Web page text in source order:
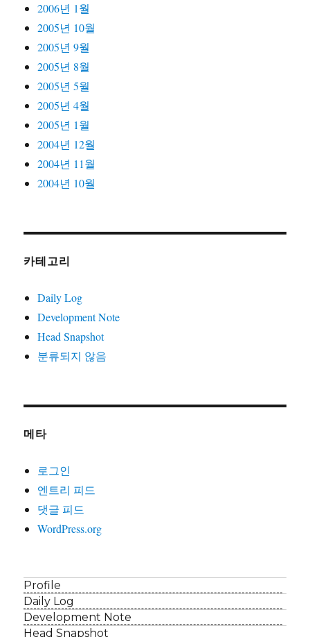
2006년 1월
2005년 10월
2005년 9월
2005년 8월
2005년 5월
2005년 4월
2005년 1월
2004년 12월
2004년 11월
2004년 10월
카테고리
Daily Log
Development Note
Head Snapshot
분류되지 않음
메타
로그인
엔트리 피드
댓글 피드
WordPress.org
Profile
Daily Log
Development Note
Head Snapshot